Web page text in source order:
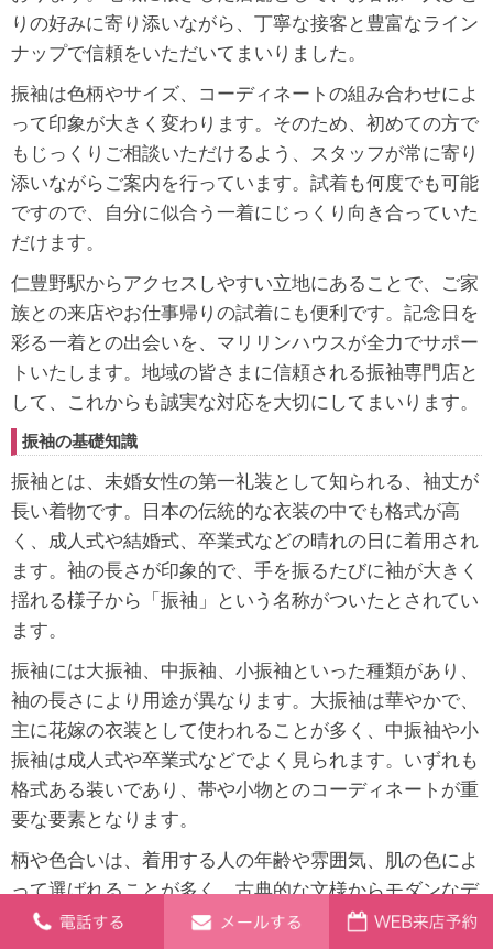
りの好みに寄り添いながら、丁寧な接客と豊富なライン
ナップで信頼をいただいてまいりました。
振袖は色柄やサイズ、コーディネートの組み合わせによ
って印象が大きく変わります。そのため、初めての方で
もじっくりご相談いただけるよう、スタッフが常に寄り
添いながらご案内を行っています。試着も何度でも可能
ですので、自分に似合う一着にじっくり向き合っていた
だけます。
仁豊野駅からアクセスしやすい立地にあることで、ご家
族との来店やお仕事帰りの試着にも便利です。記念日を
彩る一着との出会いを、マリリンハウスが全力でサポー
トいたします。地域の皆さまに信頼される振袖専門店と
して、これからも誠実な対応を大切にしてまいります。
振袖の基礎知識
振袖とは、未婚女性の第一礼装として知られる、袖丈が
長い着物です。日本の伝統的な衣装の中でも格式が高
く、成人式や結婚式、卒業式などの晴れの日に着用され
ます。袖の長さが印象的で、手を振るたびに袖が大きく
揺れる様子から「振袖」という名称がついたとされてい
ます。
振袖には大振袖、中振袖、小振袖といった種類があり、
袖の長さにより用途が異なります。大振袖は華やかで、
主に花嫁の衣装として使われることが多く、中振袖や小
振袖は成人式や卒業式などでよく見られます。いずれも
格式ある装いであり、帯や小物とのコーディネートが重
要な要素となります。
柄や色合いは、着用する人の年齢や雰囲気、肌の色によ
って選ばれることが多く、古典的な文様からモダンなデ
ザインまで多彩なバリエーションが存在します。人気の